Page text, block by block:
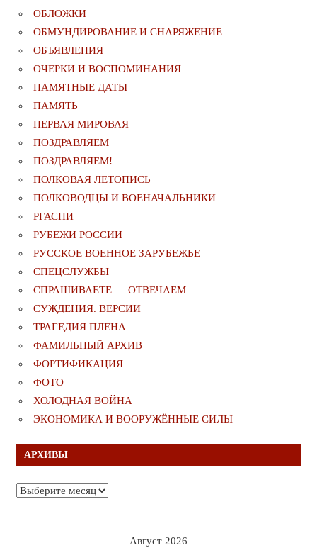
ОБЛОЖКИ
ОБМУНДИРОВАНИЕ И СНАРЯЖЕНИЕ
ОБЪЯВЛЕНИЯ
ОЧЕРКИ И ВОСПОМИНАНИЯ
ПАМЯТНЫЕ ДАТЫ
ПАМЯТЬ
ПЕРВАЯ МИРОВАЯ
ПОЗДРАВЛЯЕМ
ПОЗДРАВЛЯЕМ!
ПОЛКОВАЯ ЛЕТОПИСЬ
ПОЛКОВОДЦЫ И ВОЕНАЧАЛЬНИКИ
РГАСПИ
РУБЕЖИ РОССИИ
РУССКОЕ ВОЕННОЕ ЗАРУБЕЖЬЕ
СПЕЦСЛУЖБЫ
СПРАШИВАЕТЕ — ОТВЕЧАЕМ
СУЖДЕНИЯ. ВЕРСИИ
ТРАГЕДИЯ ПЛЕНА
ФАМИЛЬНЫЙ АРХИВ
ФОРТИФИКАЦИЯ
ФОТО
ХОЛОДНАЯ ВОЙНА
ЭКОНОМИКА И ВООРУЖЁННЫЕ СИЛЫ
АРХИВЫ
Архивы
Август 2026